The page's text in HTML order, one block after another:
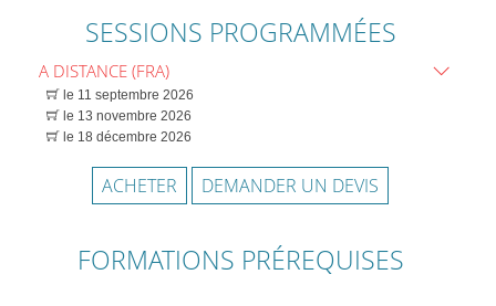
SESSIONS PROGRAMMÉES
A DISTANCE (FRA)
le 11 septembre 2026
le 13 novembre 2026
le 18 décembre 2026
ACHETER DEMANDER UN DEVIS
FORMATIONS PRÉREQUISES